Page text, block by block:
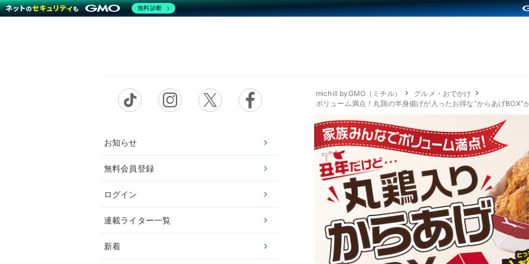
お知らせ
無料会員登録
ログイン
連載ライター一覧
新着
michill byGMO（ミチル）
グルメ・おでかけ
ボリューム満点！丸鶏の半身揚げが入ったお得な“からあげBOX”
無料診断